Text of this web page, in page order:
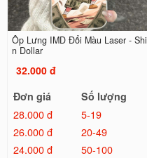
Ốp Lưng IMD Đổi Màu Laser - Shi
n Dollar
32.000 đ
Đơn giá
Số lượng
28.000 đ
5-19
26.000 đ
20-49
24.000 đ
50-100